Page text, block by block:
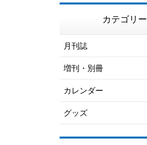
カテゴリー
月刊誌
増刊・別冊
カレンダー
グッズ